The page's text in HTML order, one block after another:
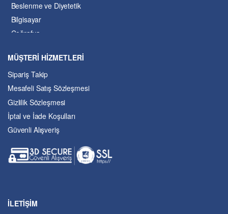
Beslenme ve Diyetetik
Bilgisayar
Coğrafya
Dil ve Edebiyat
Eğitim
Ekonomi ve Finans
Enerji
Felsefe
Fen Bilimleri
Güzel Sanatlar
İşletme ve Yönetim
MÜŞTERİ HİZMETLERİ
Sipariş Takip
Mesafeli Satış Sözleşmesi
Gizlilik Sözleşmesi
İptal ve İade Koşulları
Güvenli Alışveriş
İLETİŞİM